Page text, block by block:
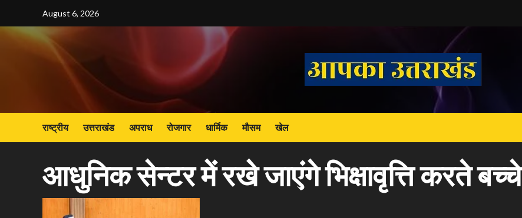
content
August 6, 2026
राष्ट्रीय उत्तराखंड अपराध रोजगार धार्मिक मौसम खेल
आधुनिक सेन्टर में रखे जाएंगे भिक्षावृत्ति करते बच्चे